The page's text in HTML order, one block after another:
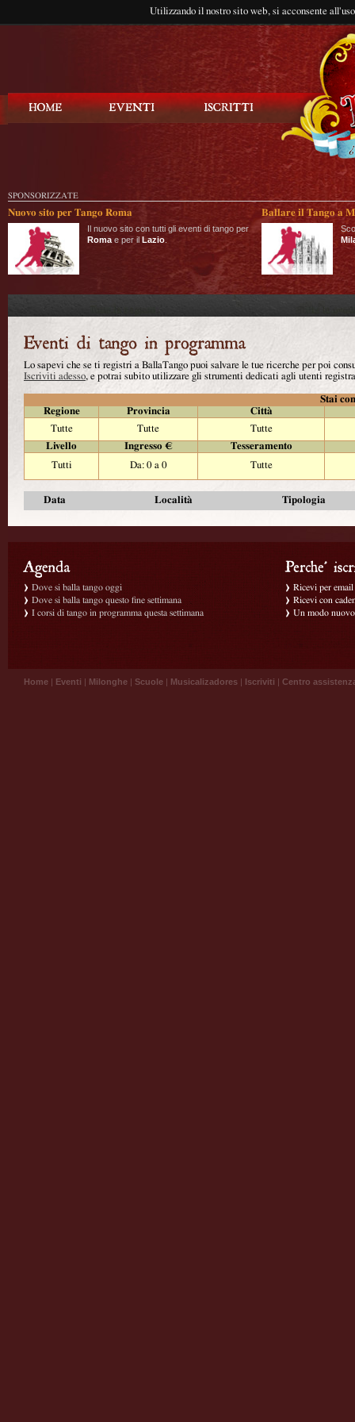
Utilizzando il nostro sito web, si acconsente
SPONSORIZZATE
Nuovo sito per Tango Roma
Il nuovo sito con tutti gli eventi di tango per
Roma e per il Lazio
Ballare il Tango a
Lo sapevi che se ti registri a BallaTango puoi salvare le tue ricerche per poi
Iscriviti adesso, e potrai subito utilizzare gli strumenti dedicati agli utenti
Stai
Regione
Provincia
Città
Tutte
Tutte
Tutte
Livello
Ingresso €
Tesseramento
Tutti
Da: 0 a 0 Tutte
Data Località Tipologia
Dove si balla tango oggi
Dove si balla tango questo fine settimana
I corsi di tango in programma questa settimana
Ricevi per
Ricevi con
Un modo
Home | Eventi | Milonghe | Scuole | Musicalizadores | Iscriviti | Centro